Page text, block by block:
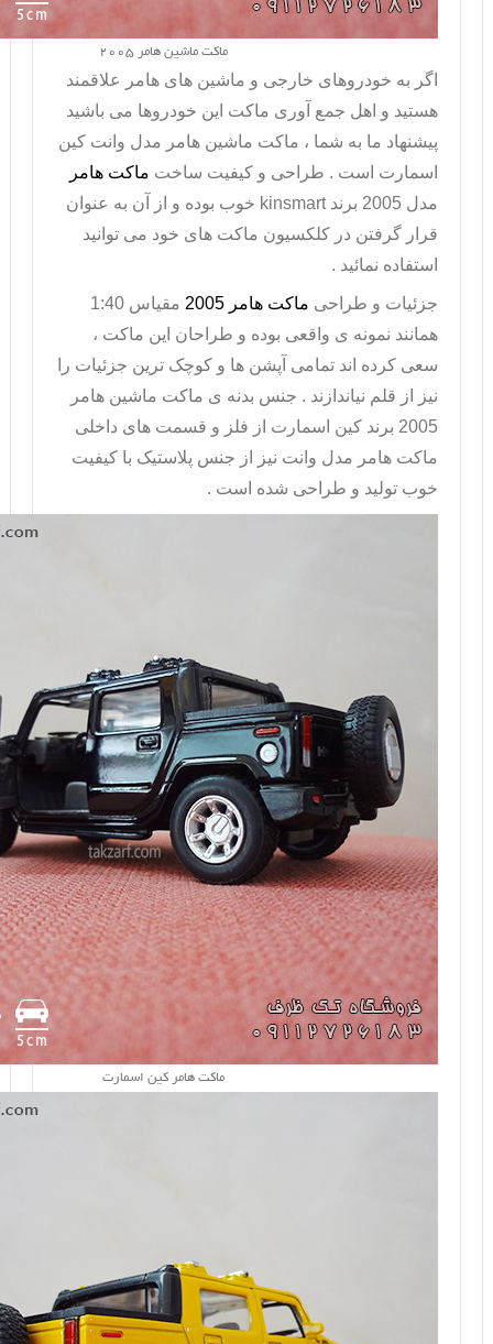
ماکت ماشین هامر 2005
اگر به خودروهای خارجی و ماشین های هامر علاقمند
هستید و اهل جمع آوری ماکت این خودروها می باشید
پیشنهاد ما به شما ، ماکت ماشین هامر مدل وانت کین
اسمارت است . طراحی و کیفیت ساخت ماکت هامر
مدل 2005 برند
kinsmart خوب بوده و از آن به عنوان
قرار گرفتن در کلکسیون ماکت های خود می توانید
استفاده نمائید .
جزئیات و طراحی ماکت هامر 2005
مقیاس 1:40
همانند نمونه ی واقعی بوده و طراحان این ماکت ،
سعی کرده اند تمامی آپشن ها و کوچک ترین جزئیات را
نیز از قلم نیاندازند . جنس بدنه ی ماکت ماشین هامر
2005 برند کین اسمارت از فلز و قسمت های داخلی
ماکت هامر مدل وانت نیز از جنس پلاستیک با کیفیت
خوب تولید و طراحی شده است .
ماکت هامر کین اسمارت